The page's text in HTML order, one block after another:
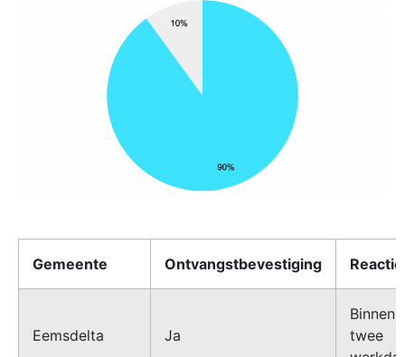
Gemeente Ontvangstbevestiging
Eemsdelta Ja
Binnen
twee